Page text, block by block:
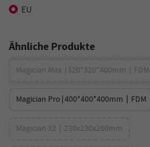
EU
Ähnliche Produkte
Magician Max ∣320*320*400mm ∣ FDM
Magician Pro∣400*400*400mm ∣ FDM
Magician X2 ∣ 230x230x260mm